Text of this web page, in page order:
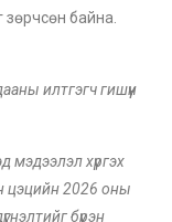
зөрчсөн байна.
илтгэгч гишүүн
хүргэх
цэцийн 2026 оны
бүрэн